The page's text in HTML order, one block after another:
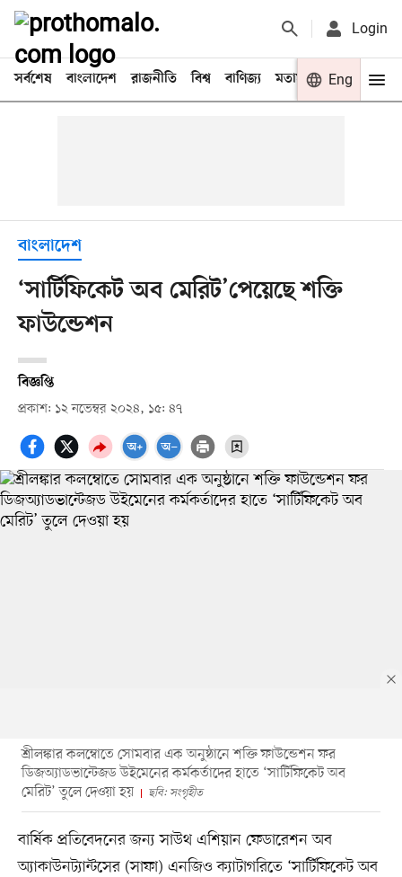
Login
সর্বশেষ বাংলাদেশ রাজনীতি বিশ্ব বাণিজ্য মতামত খেলা
Eng
বাংলাদেশ
‘সার্টিফিকেট অব মেরিট’পেয়েছে শক্তি
ফাউন্ডেশন
বিজ্ঞপ্তি
প্রকাশ: ১২ নভেম্বর ২০২৪, ১৫: ৪৭
শ্রীলঙ্কার কলম্বোতে সোমবার এক অনুষ্ঠানে শক্তি ফাউন্ডেশন ফর
ডিজঅ্যাডভান্টেজড উইমেনের কর্মকর্তাদের হাতে ‘সার্টিফিকেট অব
মেরিট’ তুলে দেওয়া হয়
ছবি: সংগৃহীত
বার্ষিক প্রতিবেদনের জন্য সাউথ এশিয়ান ফেডারেশন অব
অ্যাকাউনট্যান্টসের (সাফা) এনজিও ক্যাটাগরিতে ‘সার্টিফিকেট অব